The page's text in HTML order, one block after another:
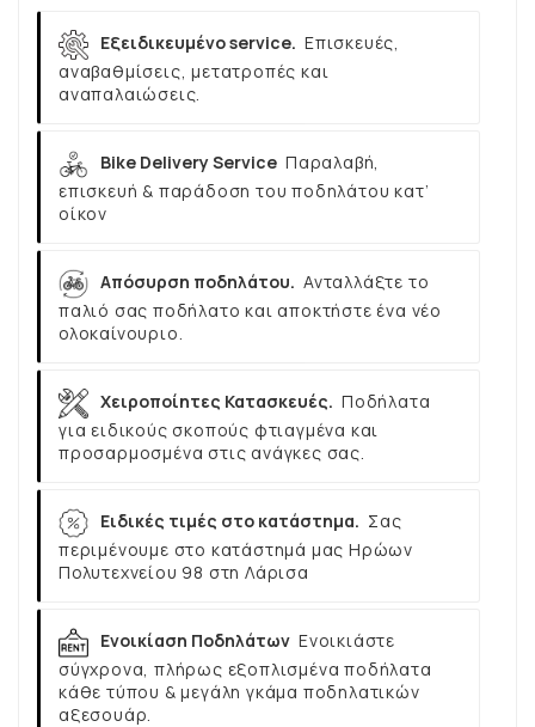
Εξειδικευμένο service. Επισκευές,
αναβαθμίσεις, μετατροπές και
αναπαλαιώσεις.
Bike Delivery Service Παραλαβή,
επισκευή & παράδοση του ποδηλάτου κατ’
οίκον
Απόσυρση ποδηλάτου. Ανταλλάξτε το
παλιό σας ποδήλατο και αποκτήστε ένα νέο
ολοκαίνουριο.
Χειροποίητες Κατασκευές. Ποδήλατα
για ειδικούς σκοπούς φτιαγμένα και
προσαρμοσμένα στις ανάγκες σας.
Ειδικές τιμές στο κατάστημα. Σας
περιμένουμε στο κατάστημά μας Ηρώων
Πολυτεχνείου 98 στη Λάρισα
Ενοικίαση Ποδηλάτων Ενοικιάστε
σύγχρονα, πλήρως εξοπλισμένα ποδήλατα
κάθε τύπου & μεγάλη γκάμα ποδηλατικών
αξεσουάρ.